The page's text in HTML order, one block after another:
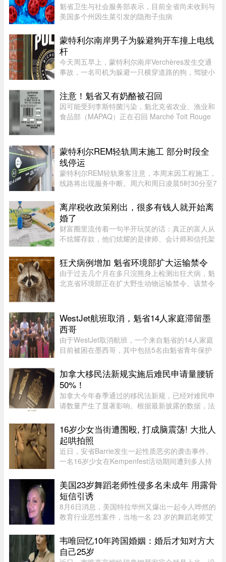
魁省卫生与社会服务部表示，目前全省尚未收到与
美国多个州因生菜引发的隐孢子虫病
报告。这种由寄生虫引起的感染主要通过受污染的
食物或水传播，会导致水样腹泻、胃痉挛 ...
蒙特利尔南岸男子为躲避狗开车撞上电线
杆
今天周五早上，蒙特利尔南岸Verchères发生交通
事故，一名司机为躲避一只横穿道路的狗，驾驶小
故发生在上午7点左右，受影响路段位于Saint-
Alexandre街与Calixa-Lavallé ...
注意！魁省又有奶酪被召回
因可能受到李斯特菌污染，魁北克省农业、渔业和
食品部（MAPAQ）正在召回 Marché Toit Rouge
年 7 月 6 日至 16 ...
蒙特利尔REM轻轨周末施工 部分时段全
线停运
蒙特利尔REM轻轨乘客注意，本周末因工程施工，
线路将出现服务中断。周六和周日凌晨5时30分至7
至Bois-Franc路段停运时间将持续至上午10时。
REM将安排接驳巴士连接受影响 ...
离岸税收政策刚出，很多有钱人就开始离
婚了
财富圈里流传着一句半开玩笑的话：真正的富人从
不炫耀存款，他们炫耀的是律师、会计师和信托架
处，轻易不拨。可最近这段日子，笔者听说一个奇
怪的现象——好些身家不菲 ...
狂犬病例增加 魁省环境部扩大运输禁令
由于过去几个月在多只浣熊身上检测出狂犬病，魁
北克省环境部正在扩大野生动物运输禁令。该禁令
五起延伸至 Centre-du- ...
WestJet航班取消，魁省14人家庭滞留墨
西哥
由于WestJet取消航班，一个来自魁省的14人家庭
目前被困在墨西哥，其中包括5名由魁省青年保护
Josée Pelletier表示，一家人原定周一返程，却在
起飞前数小时收到航班取消 ...
加拿大移民法新规实施后难民申请量腰斩
50%！
加拿大今年春季通过的移民法新规，已经对难民申
请数量产生了显著影响。根据最新披露的数据，法
请，较去年同期的 2.78 万宗减少近一半。新法生
效，难民通道收紧今年 3 ...
16岁少女当街遭围殴, 打成脑震荡! 大批人
起哄拍照
近日，安省Barrie发生一起性质恶劣的袭击事件。
一名16岁少女在Kempenfest活动期间遭到多人持
批年轻人围观、起哄和拍摄，却迟迟没有人上前制
止。据CTV新闻报道，事件发 ...
美国23岁舞蹈老师性侵多名未成年 用露骨
短信引诱
8月6日消息，美国特拉华州又爆出一起令人哗然的
教育行业恶性案件，当地一名 23 岁的舞蹈老师艾
舞蹈工作室的两名未成年学生实施性虐待，还通过
电子设备引诱青少年，面临 ...
韦唯回忆10年跨国婚姻：婚后才知对方大
自己25岁